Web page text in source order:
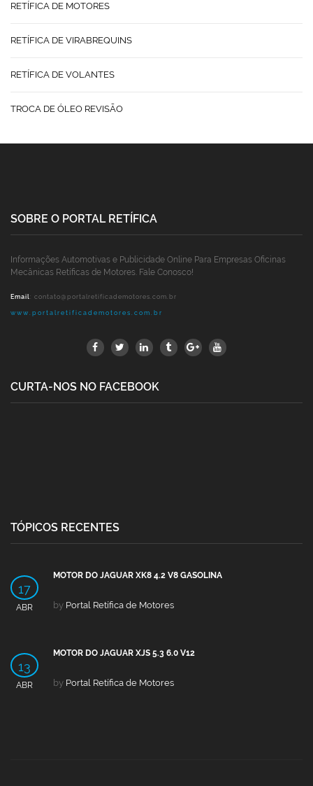
RETÍFICA DE MOTORES
RETÍFICA DE VIRABREQUINS
RETÍFICA DE VOLANTES
TROCA DE ÓLEO REVISÃO
SOBRE O PORTAL RETÍFICA
Informações Automotivas e Publicidade Online Para Empresas Oficinas
Mecânicas Retíficas de Motores. Fale Conosco!
Email: contato@portalretificademotores.com.br
www.portalretificademotores.com.br
CURTA-NOS NO FACEBOOK
TÓPICOS RECENTES
17
ABR
MOTOR DO JAGUAR XK8 4.2 V8 GASOLINA
by Portal Retífica de Motores
13
ABR
MOTOR DO JAGUAR XJS 5.3 6.0 V12
by Portal Retífica de Motores